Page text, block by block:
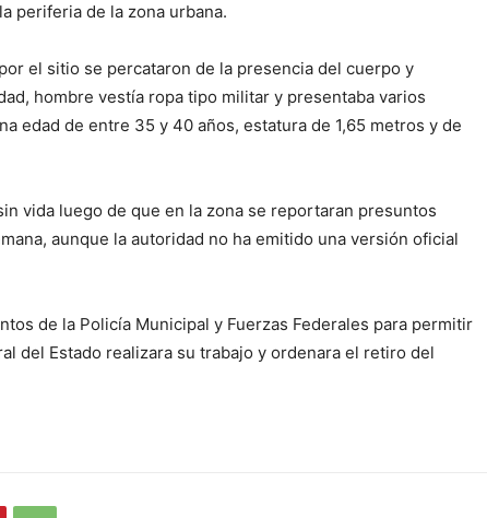
periferia de la zona urbana.
el sitio se percataron de la presencia del cuerpo y
hombre vestía ropa tipo militar y presentaba varios
edad de entre 35 y 40 años, estatura de 1,65 metros y de
vida luego de que en la zona se reportaran presuntos
aunque la autoridad no ha emitido una versión oficial
de la Policía Municipal y Fuerzas Federales para permitir
del Estado realizara su trabajo y ordenara el retiro del